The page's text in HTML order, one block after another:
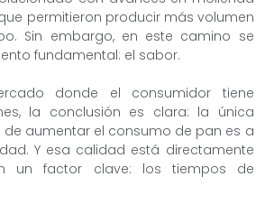
permitieron producir más volumen
Sin embargo, en este camino se
fundamental: el sabor.
donde el consumidor tiene
la conclusión es clara: la única
aumentar el consumo de pan es a
Y esa calidad está directamente
un factor clave: los tiempos de